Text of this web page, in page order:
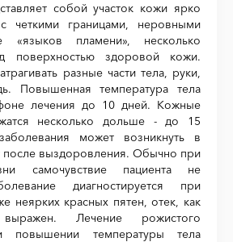
собой участок кожи ярко
четкими границами, неровными
пламени», несколько
поверхностью здоровой кожи.
разные части тела, руки,
Повышенная температура тела
лечения до 10 дней. Кожные
несколько дольше - до 15
может возникнуть в
после выздоровления. Обычно при
самочувствие пациента не
диагностируется при
неярких красных пятен, отек, как
Лечение рожистого
повышении температуры тела